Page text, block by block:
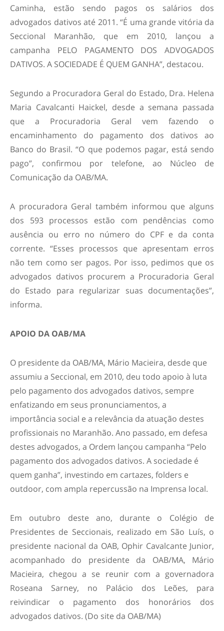
Caminha, estão sendo pagos os salários dos
advogados dativos até 2011. “É uma grande vitória da
Seccional Maranhão, que em 2010, lançou a
campanha PELO PAGAMENTO DOS ADVOGADOS
DATIVOS. A SOCIEDADE É QUEM GANHA”, destacou.
Segundo a Procuradora Geral do Estado, Dra. Helena
Maria Cavalcanti Haickel, desde a semana passada
que a Procuradoria Geral vem fazendo o
encaminhamento do pagamento dos dativos ao
Banco do Brasil. “O que podemos pagar, está sendo
pago”, confirmou por telefone, ao Núcleo de
Comunicação da OAB/MA.
A procuradora Geral também informou que alguns
dos 593 processos estão com pendências como
ausência ou erro no número do CPF e da conta
corrente. “Esses processos que apresentam erros
não tem como ser pagos. Por isso, pedimos que os
advogados dativos procurem a Procuradoria Geral
do Estado para regularizar suas documentações”,
informa.
APOIO DA OAB/MA
O presidente da OAB/MA, Mário Macieira, desde que
assumiu a Seccional, em 2010, deu todo apoio à luta
pelo pagamento dos advogados dativos, sempre
enfatizando em seus pronunciamentos, a
importância social e a relevância da atuação destes
profissionais no Maranhão. Ano passado, em defesa
destes advogados, a Ordem lançou campanha “Pelo
pagamento dos advogados dativos. A sociedade é
quem ganha”, investindo em cartazes, folders e
outdoor, com ampla repercussão na Imprensa local.
Em outubro deste ano, durante o Colégio de
Presidentes de Seccionais, realizado em São Luís, o
presidente nacional da OAB, Ophir Cavalcante Junior,
acompanhado do presidente da OAB/MA, Mário
Macieira, chegou a se reunir com a governadora
Roseana Sarney, no Palácio dos Leões, para
reivindicar o pagamento dos honorários dos
advogados dativos. (Do site da OAB/MA)